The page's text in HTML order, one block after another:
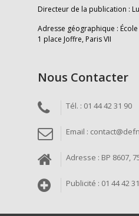
Directeur de la publication :
Adresse géographique :
1 place Joffre, Paris VII
Nous Contacter
Tél. : 01 44 42 31 90
Email :
Adresse : BP 8607,
Publicité : 01 44 42